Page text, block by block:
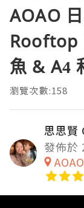
AOAO
Rooftop
魚 & A4
瀏覽次數:158
思思
發佈於
AOAO